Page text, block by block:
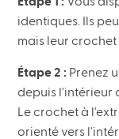
identiques. Ils
mais leur
Étape 2 : Prenez
depuis l'intérieur
Le crochet à
orienté vers